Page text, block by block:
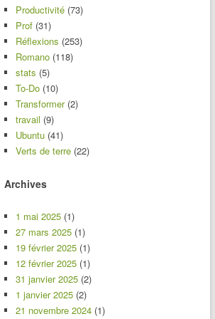
Productivité (73)
Prof (31)
Réflexions (253)
Romano (118)
stats (5)
To-Do (10)
Transformer(2)
travail (9)
Ubuntu (41)
Verts de terre (22)
Archives
1 mai 2025 (1)
27 mars 2025 (1)
19 février 2025 (1)
12 février 2025 (1)
31 janvier 2025 (2)
1 janvier 2025 (2)
21 novembre 2024 (1)